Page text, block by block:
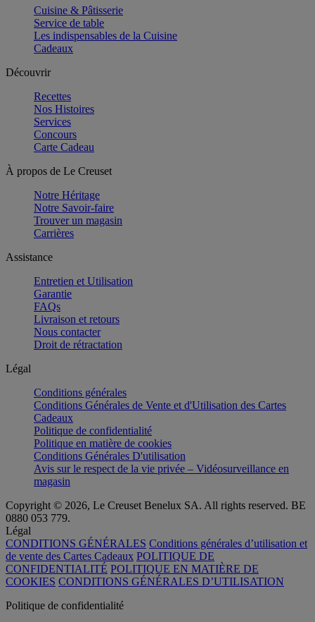
Cuisine & Pâtisserie
Service de table
Les indispensables de la Cuisine
Cadeaux
Découvrir
Recettes
Nos Histoires
Services
Concours
Carte Cadeau
À propos de Le Creuset
Notre Héritage
Notre Savoir-faire
Trouver un magasin
Carrières
Assistance
Entretien et Utilisation
Garantie
FAQs
Livraison et retours
Nous contacter
Droit de rétractation
Légal
Conditions générales
Conditions Générales de Vente et d'Utilisation des Cartes
Cadeaux
Politique de confidentialité
Politique en matière de cookies
Conditions Générales D'utilisation
Avis sur le respect de la vie privée – Vidéosurveillance en
magasin
Copyright © 2026, Le Creuset Benelux SA. All rights reserved. BE
0880 053 779.
Légal
CONDITIONS GÉNÉRALES Conditions générales d’utilisation et
de vente des Cartes Cadeaux POLITIQUE DE
CONFIDENTIALITÉ POLITIQUE EN MATIÈRE DE
COOKIES CONDITIONS GÉNÉRALES D’UTILISATION
Politique de confidentialité